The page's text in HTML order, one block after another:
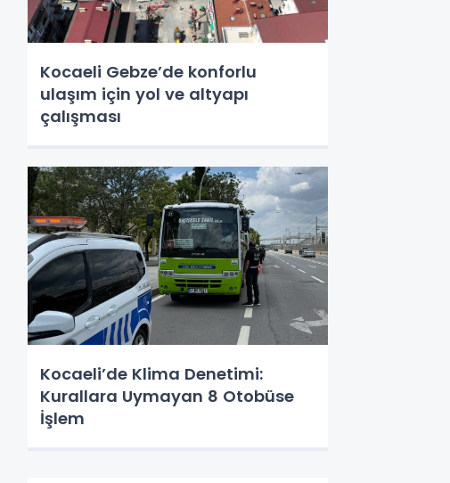
Kocaeli Gebze’de konforlu
ulaşım için yol ve altyapı
çalışması
Kocaeli’de Klima Denetimi:
Kurallara Uymayan 8 Otobüse
İşlem